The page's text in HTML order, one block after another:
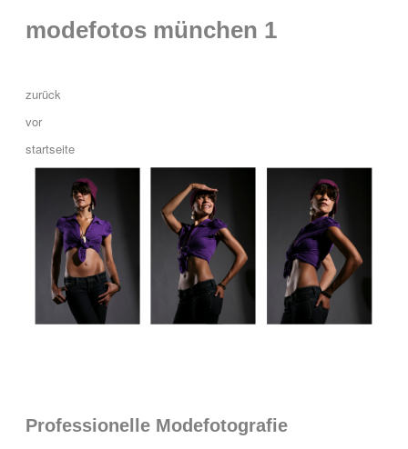
modefotos münchen 1
zurück
vor
startseite
Professionelle Modefotografie